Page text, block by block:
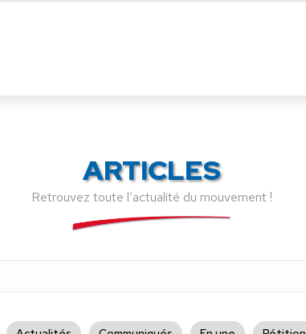
ARTICLES
Retrouvez toute l’actualité du mouvement !